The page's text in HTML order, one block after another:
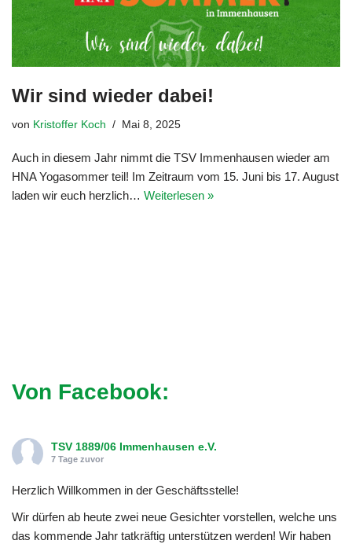
Wir sind wieder dabei!
von Kristoffer Koch Mai 8, 2025
Auch in diesem Jahr nimmt die TSV Immenhausen wieder am
HNA Yogasommer teil! Im Zeitraum vom 15. Juni bis 17. August
laden wir euch herzlich… Weiterlesen »
Von Facebook:
TSV 1889/06 Immenhausen e.V.
7 Tage zuvor
Herzlich Willkommen in der Geschäftsstelle!
Wir dürfen ab heute zwei neue Gesichter vorstellen, welche uns
das kommende Jahr tatkräftig unterstützen werden! Wir haben